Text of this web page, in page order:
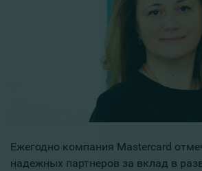
Ежегодно компания Mastercard
надежных партнеров за вклад в